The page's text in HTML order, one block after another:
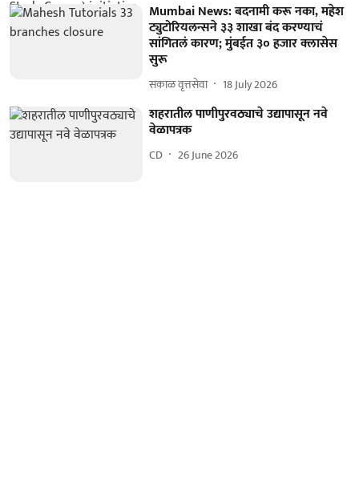
Mumbai News: बदनामी करू नका, महेश
ट्युटोरियलन्सने ३३ शाखा बंद करण्याचं
सांगितलं कारण; मुंबईत ३० हजार क्लासेस
सुरू
सकाळ वृत्तसेवा 18 July 2026
शहरातील पाणीपुरवठ्याचे उद्यापासून नवे
वेळापत्रक
CD 26 June 2026